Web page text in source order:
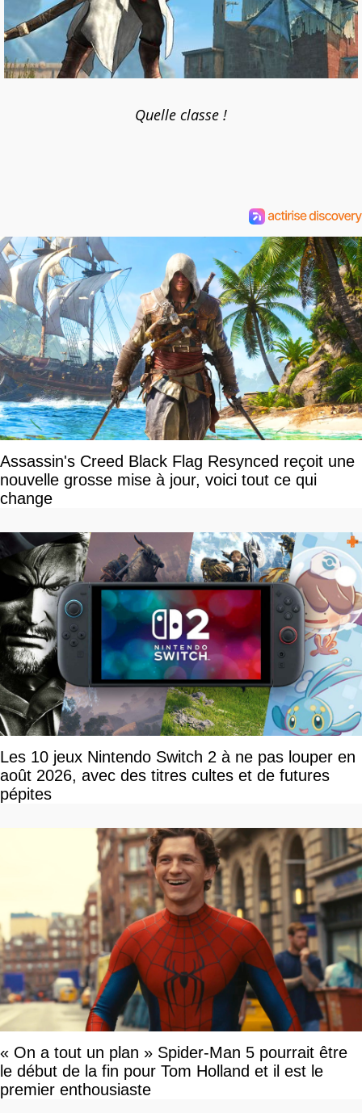
Quelle classe !
Assassin's Creed Black Flag Resynced reçoit une
nouvelle grosse mise à jour, voici tout ce qui
change
Les 10 jeux Nintendo Switch 2 à ne pas louper en
août 2026, avec des titres cultes et de futures
pépites
« On a tout un plan » Spider-Man 5 pourrait être
le début de la fin pour Tom Holland et il est le
premier enthousiaste